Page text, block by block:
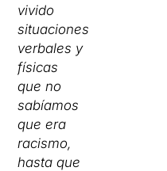
vivido
situaciones
verbales y
físicas
que no
sabíamos
que era
racismo,
hasta que